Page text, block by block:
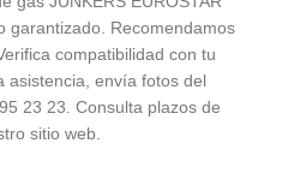
garantizado. Recomendamos
compatibilidad con tu
asistencia, envía fotos del
23 23. Consulta plazos de
sitio web.